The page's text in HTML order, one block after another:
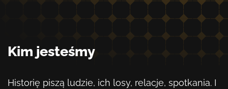
Kim jesteśmy
Historię piszą ludzie, ich losy, relacje, spotkania. I